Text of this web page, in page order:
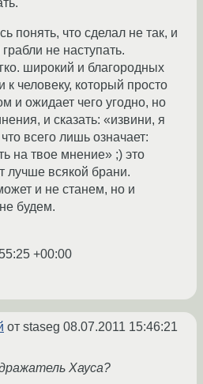
понять, что сделал не так, и
не наступать.
широкий и благородных
к человеку, который просто
и ожидает чего угодно, но
и сказать: «извини, я
всего лишь означает:
на твое мнение» ;) это
лучше всякой брани.
и не станем, но и
будем.
+00:00
от staseg 08.07.2011 15:46:21
Хауса?